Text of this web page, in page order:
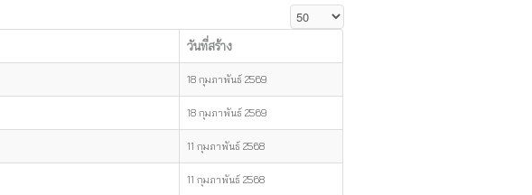
แสดง #
วันที่สร้าง
18 กุมภาพันธ์ 2569
18 กุมภาพันธ์ 2569
11 กุมภาพันธ์ 2568
11 กุมภาพันธ์ 2568